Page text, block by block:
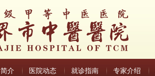
介 医院动态 就诊指南 专家介绍